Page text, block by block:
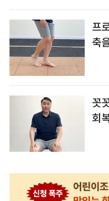
프
축
꼿
회